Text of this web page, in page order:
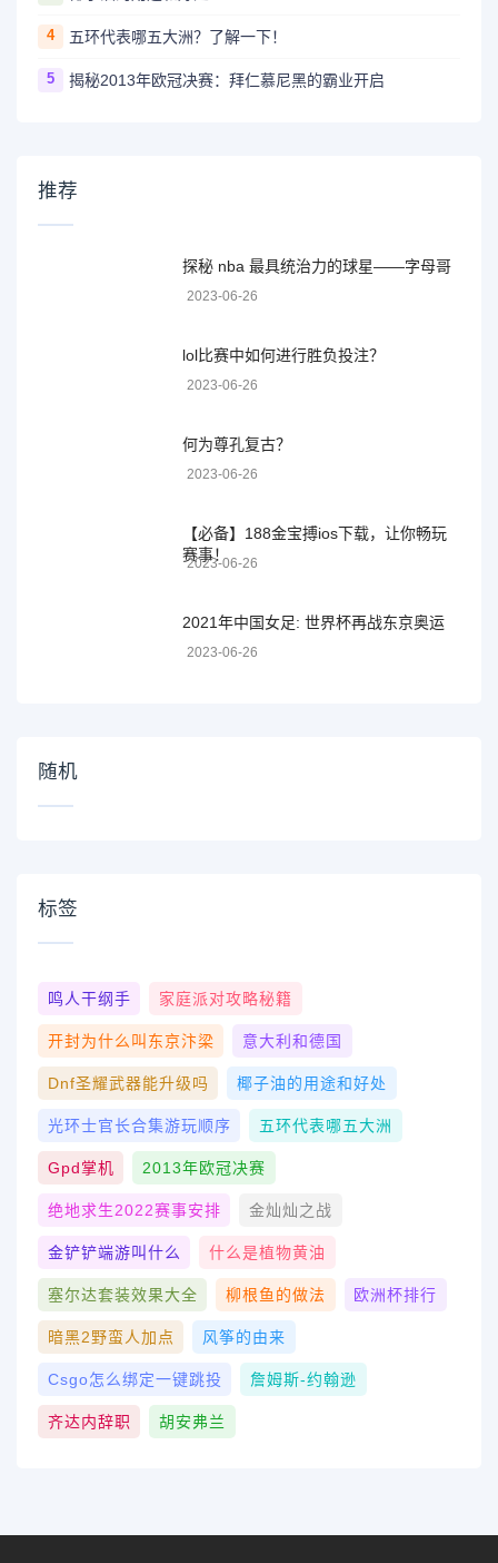
4 五环代表哪五大洲？了解一下！
5 揭秘2013年欧冠决赛：拜仁慕尼黑的霸业开启
推荐
探秘 nba 最具统治力的球星——字母哥
2023-06-26
lol比赛中如何进行胜负投注？
2023-06-26
何为尊孔复古？
2023-06-26
【必备】188金宝搏ios下载，让你畅玩
赛事！
2023-06-26
2021年中国女足: 世界杯再战东京奥运
2023-06-26
随机
标签
鸣人干纲手 家庭派对攻略秘籍
开封为什么叫东京汴梁 意大利和德国
Dnf圣耀武器能升级吗 椰子油的用途和好处
光环士官长合集游玩顺序 五环代表哪五大洲
Gpd掌机 2013年欧冠决赛
绝地求生2022赛事安排 金灿灿之战
金铲铲端游叫什么 什么是植物黄油
塞尔达套装效果大全 柳根鱼的做法 欧洲杯排行
暗黑2野蛮人加点 风筝的由来
Csgo怎么绑定一键跳投 詹姆斯-约翰逊
齐达内辞职 胡安弗兰